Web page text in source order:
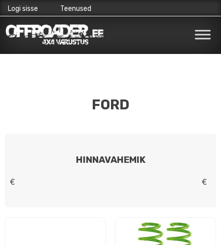
to
Logi sisse Teenused
FORD
HINNAVAHEMIK
€ €